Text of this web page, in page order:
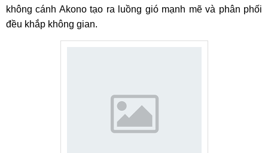
không cánh Akono tạo ra luồng gió mạnh mẽ và phân phối
đều khắp không gian.